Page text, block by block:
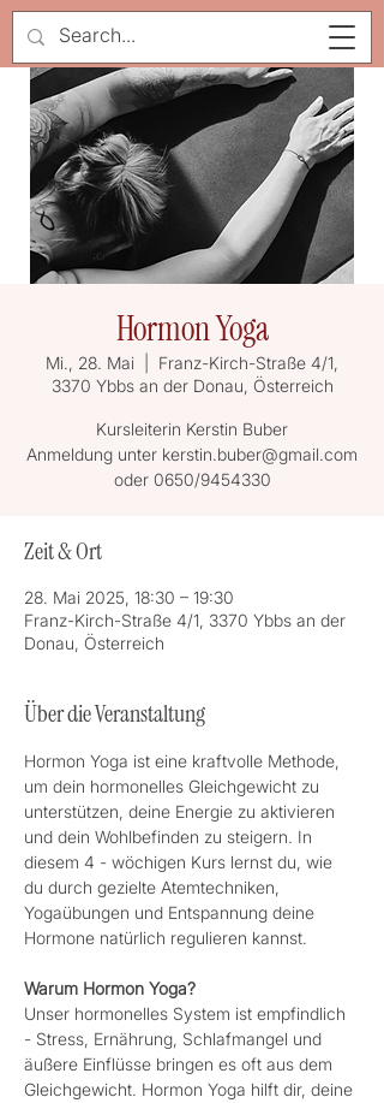
Hormon Yoga
Mi., 28. Mai
Franz-Kirch-Straße 4/1,
3370 Ybbs an der Donau, Österreich
Kursleiterin Kerstin Buber
Anmeldung unter kerstin.buber@gmail.com
oder 0650/9454330
Zeit & Ort
28. Mai 2025, 18:30 – 19:30
Franz-Kirch-Straße 4/1, 3370 Ybbs an der
Donau, Österreich
Über die Veranstaltung
Hormon Yoga ist eine kraftvolle Methode,
um dein hormonelles Gleichgewicht zu
unterstützen, deine Energie zu aktivieren
und dein Wohlbefinden zu steigern. In
diesem 4 - wöchigen Kurs lernst du, wie
du durch gezielte Atemtechniken,
Yogaübungen und Entspannung deine
Hormone natürlich regulieren kannst.
Warum Hormon Yoga?
Unser hormonelles System ist empfindlich
- Stress, Ernährung, Schlafmangel und
äußere Einflüsse bringen es oft aus dem
Gleichgewicht. Hormon Yoga hilft dir, deine